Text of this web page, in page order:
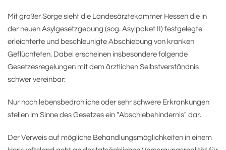
Mit großer Sorge sieht die Landesärztekammer Hessen die in
der neuen Asylgesetzgebung (sog. Asylpaket II) festgelegte
erleichterte und beschleunigte Abschiebung von kranken
Geflüchteten. Dabei erscheinen insbesondere folgende
Gesetzesregelungen mit dem ärztlichen Selbstverständnis
schwer vereinbar:
Nur noch lebensbedrohliche oder sehr schwere Erkrankungen
stellen im Sinne des Gesetzes ein "Abschiebehindernis" dar.
Der Verweis auf mögliche Behandlungsmöglichkeiten in einem